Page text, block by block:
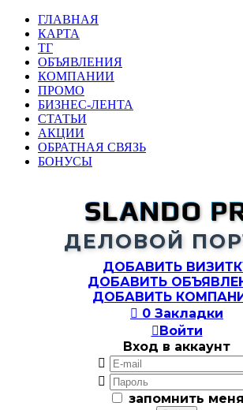
ГЛАВНАЯ
КАРТА
ТГ
ОБЪЯВЛЕНИЯ
КОМПАНИИ
ПРОМО
БИЗНЕС-ЛЕНТА
СТАТЬИ
АКЦИИ
ОБРАТНАЯ СВЯЗЬ
БОНУСЫ
SLANDO
ДЕЛОВОЙ
ДОБАВИТЬ
ДОБАВИТЬ
ДОБАВИТЬ
 0 Закладки
Войти
Вход в аккаунт


запомнить меня